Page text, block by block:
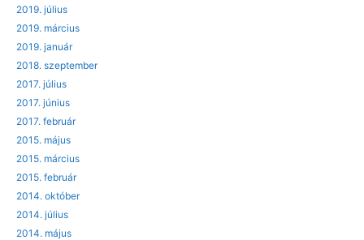
2019. július
2019. március
2019. január
2018. szeptember
2017. július
2017. június
2017. február
2015. május
2015. március
2015. február
2014. október
2014. július
2014. május